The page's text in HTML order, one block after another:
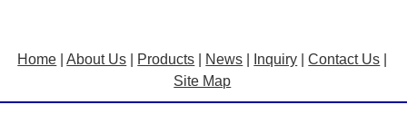
Home |About Us Products News Inquiry |Contact Us
Site Map